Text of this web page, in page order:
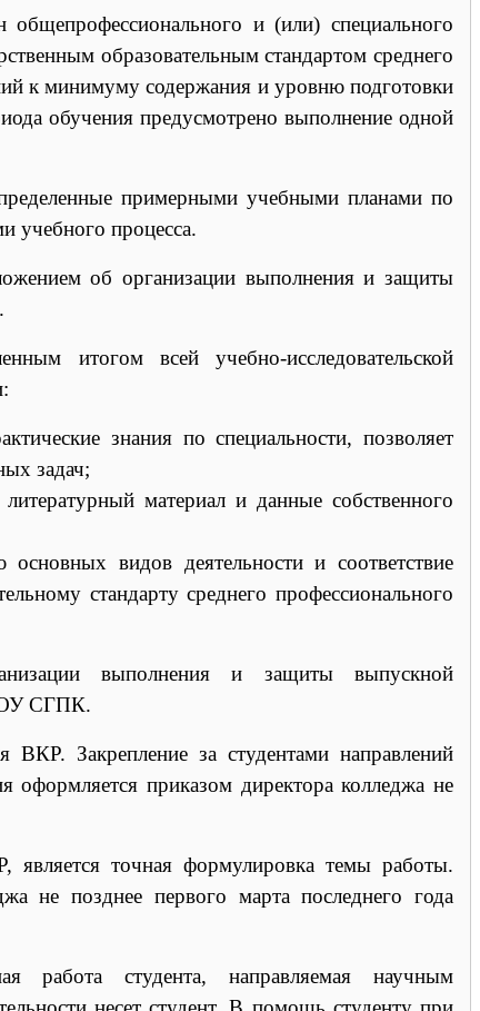
и (или) специального
образовательным стандартом среднего
к минимуму содержания и уровню подготовки
обучения предусмотрено выполнение одной
примерными учебными планами по
учебного процесса.
об организации выполнения и защиты
итогом всей учебно-исследовательской
знания по специальности, позволяет
задач;
материал и данные собственного
видов деятельности и соответствие
стандарту среднего профессионального
выполнения и защиты выпускной
СГПК.
ВКР. Закрепление за студентами направлений
оформляется приказом директора колледжа не
является точная формулировка темы работы.
не позднее первого марта последнего года
работа студента, направляемая научным